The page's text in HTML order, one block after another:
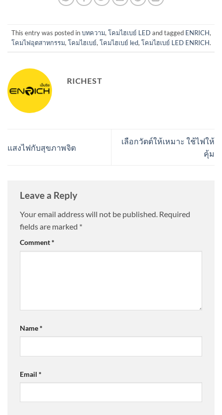
This entry was posted inบทความ,โคมไฮเบย์ LEDand tagged ENRICH,
โคมไฟอุตสาหกรรม,โคมไฮเบย์,โคมไฮเบย์ led,โคมไฮเบย์ LED ENRICH.
RICHEST
แสงไฟกับสุขภาพจิต
เลือกวัตต์ให้เหมาะ ใช้ไฟให้
คุ้ม
Leave a Reply
Your email address will not be published. Required
fields are marked *
Comment*
Name*
Email *